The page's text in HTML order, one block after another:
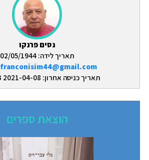
נסים פרנקו
תאריך לידה: 02/05/1944
franconisim44@gmail.com
תאריך כניסה אחרון: 2021-04-08 15:47:13
הוצאת ספרים